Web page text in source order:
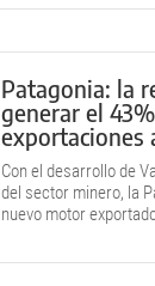
Patagonia: la
generar el
exportaciones
Con el desarrollo de
del sector minero, la
nuevo motor